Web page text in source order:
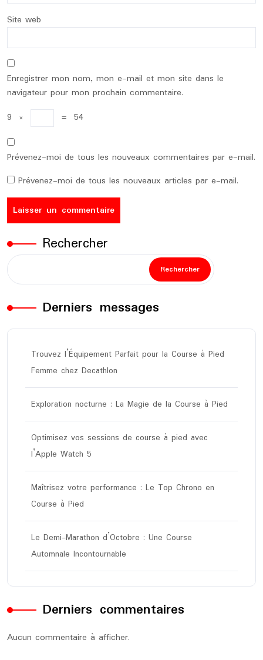
Site web
Enregistrer mon nom, mon e-mail et mon site dans le
navigateur pour mon prochain commentaire.
9 × = 54
Prévenez-moi de tous les nouveaux commentaires par e-mail.
Prévenez-moi de tous les nouveaux articles par e-mail.
Rechercher
Rechercher
Derniers messages
Trouvez l’Équipement Parfait pour la Course à Pied
Femme chez Decathlon
Exploration nocturne : La Magie de la Course à Pied
Optimisez vos sessions de course à pied avec
l’Apple Watch 5
Maîtrisez votre performance : Le Top Chrono en
Course à Pied
Le Demi-Marathon d’Octobre : Une Course
Automnale Incontournable
Derniers commentaires
Aucun commentaire à afficher.